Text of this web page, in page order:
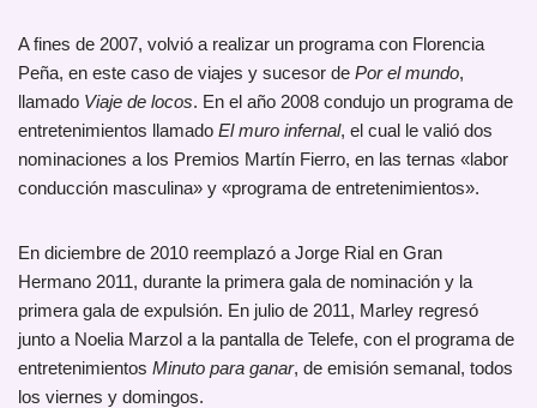
A fines de 2007, volvió a realizar un programa con Florencia
Peña, en este caso de viajes y sucesor de Por el mundo,
llamado Viaje de locos. En el año 2008 condujo un programa de
entretenimientos llamado El muro infernal, el cual le valió dos
nominaciones a los Premios Martín Fierro, en las ternas «labor
conducción masculina» y «programa de entretenimientos».
En diciembre de 2010 reemplazó a Jorge Rial en Gran
Hermano 2011, durante la primera gala de nominación y la
primera gala de expulsión. En julio de 2011, Marley regresó
junto a Noelia Marzol a la pantalla de Telefe, con el programa de
entretenimientos Minuto para ganar, de emisión semanal, todos
los viernes y domingos.